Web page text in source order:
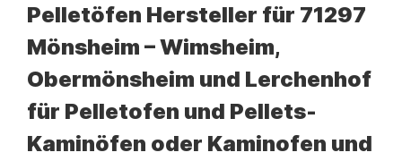
Pelletöfen Hersteller für 71297
Mönsheim – Wimsheim,
Obermönsheim und Lerchenhof
für Pelletofen und Pellets-
Kaminöfen oder Kaminofen und